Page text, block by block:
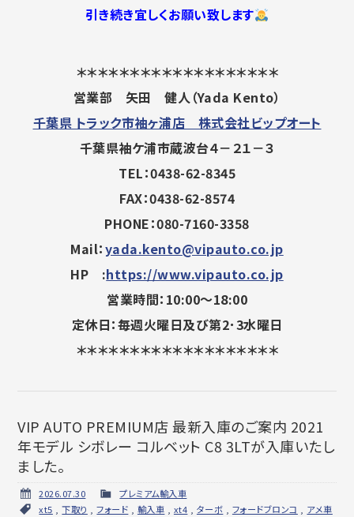
引き続き宜しくお願い致します
＊＊＊＊＊＊＊＊＊＊＊＊＊＊＊＊＊＊＊
営業部 矢田 健人（Yada Kento）
千葉県 トラック市袖ヶ浦店 株式会社ビップオート
千葉県袖ケ浦市蔵波台４－２１－３
TEL：0438-62-8345
FAX：0438-62-8574
PHONE：080-7160-3358
Mail：yada.kento@vipauto.co.jp
HP :https://www.vipauto.co.jp
営業時間：10:00～18:00
定休日：毎週火曜日及び第2･3水曜日
＊＊＊＊＊＊＊＊＊＊＊＊＊＊＊＊＊＊＊
VIP AUTO PREMIUM店 最新入庫のご案内 2021
年モデル シボレー コルベット C8 3LTが入庫いたし
ました。
2026.07.30
プレミアム輸入車
xt5 ,下取り ,フォード 輸入車 xt4 ターボ フォードブロンコ
アメ車